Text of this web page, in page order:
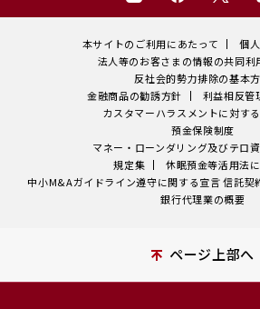
本サイトのご利用にあたって
個
法人等のお客さまの情報の共同利
反社会的勢力排除の基本
金融商品の勧誘方針
利益相反管
カスタマーハラスメントに対す
預金保険制度
マネー・ローンダリング及びテロ
規定集
休眠預金等活用法
中小M&Aガイドライン遵守に関する宣言 信託契
銀行代理業の概要
ページ上部へ